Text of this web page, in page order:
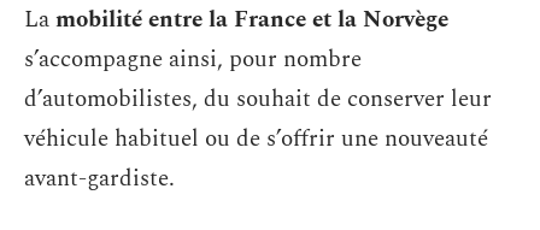
Lamobilité entre la France et la Norvège
s’accompagne ainsi, pour nombre
d’automobilistes, du souhait de conserver leur
véhicule habituel ou de s’offrir une nouveauté
avant-gardiste.